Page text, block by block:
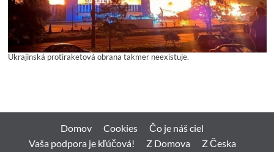
Ukrajinská protiraketová obrana takmer neexistuje.
Domov Cookies
Čo je náš ciel
Vaša podpora je kľúčová!
Z Domova
Z Česka